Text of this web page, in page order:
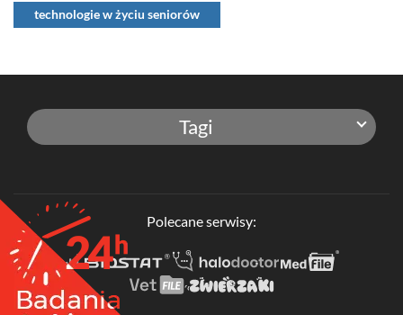
technologie w życiu seniorów
Tagi
Polecane serwisy: